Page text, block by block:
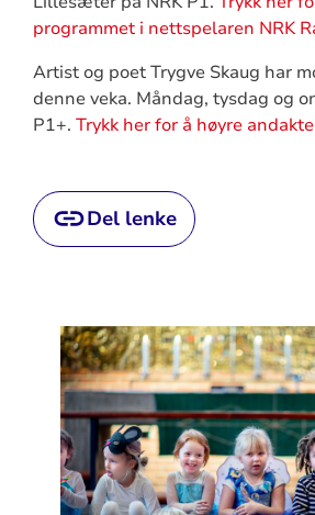
programmet i nettspelaren NRK
Artist og poet Trygve Skaug har
denne veka. Måndag, tysdag og
P1+. Trykk her for å høyre
Del lenke